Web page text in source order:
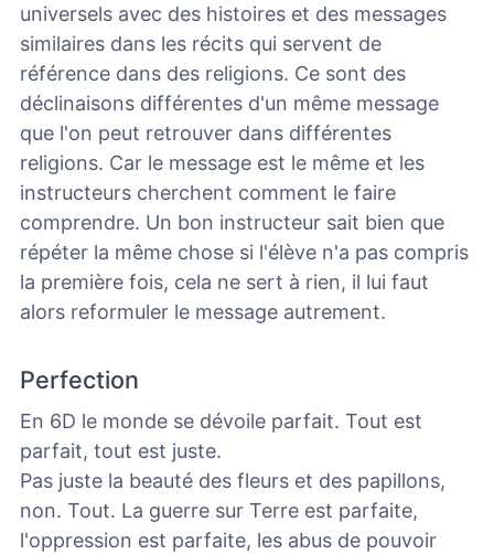
universels avec des histoires et des messages
similaires dans les récits qui servent de
référence dans des religions. Ce sont des
déclinaisons différentes d'un même message
que l'on peut retrouver dans différentes
religions. Car le message est le même et les
instructeurs cherchent comment le faire
comprendre. Un bon instructeur sait bien que
répéter la même chose si l'élève n'a pas compris
la première fois, cela ne sert à rien, il lui faut
alors reformuler le message autrement.
Perfection
En 6D le monde se dévoile parfait. Tout est
parfait, tout est juste.
Pas juste la beauté des fleurs et des papillons,
non. Tout. La guerre sur Terre est parfaite,
l'oppression est parfaite, les abus de pouvoir